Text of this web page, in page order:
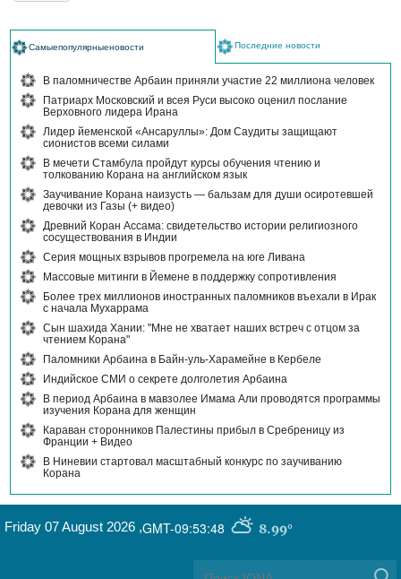
Самыепопулярныеновости Последние новости
В паломничестве Арбаин приняли участие 22 миллиона человек
Патриарх Московский и всея Руси высоко оценил послание
Верховного лидера Ирана
Лидер йеменской «Ансаруллы»: Дом Саудиты защищают
сионистов всеми силами
В мечети Стамбула пройдут курсы обучения чтению и
толкованию Корана на английском язык
Заучивание Корана наизусть — бальзам для души осиротевшей
девочки из Газы (+ видео)
Древний Коран Ассама: свидетельство истории религиозного
сосуществования в Индии
Серия мощных взрывов прогремела на юге Ливана
Массовые митинги в Йемене в поддержку сопротивления
Более трех миллионов иностранных паломников въехали в Ирак
с начала Мухаррама
Сын шахида Хании: "Мне не хватает наших встреч с отцом за
чтением Корана"
Паломники Арбаина в Байн-уль-Харамейне в Кербеле
Индийское СМИ о секрете долголетия Арбаина
В период Арбаина в мавзолее Имама Али проводятся программы
изучения Корана для женщин
Караван сторонников Палестины прибыл в Сребреницу из
Франции + Видео
В Ниневии стартовал масштабный конкурс по заучиванию
Корана
GMT-09:53:48 8.99°
Friday 07 August 2026 ,